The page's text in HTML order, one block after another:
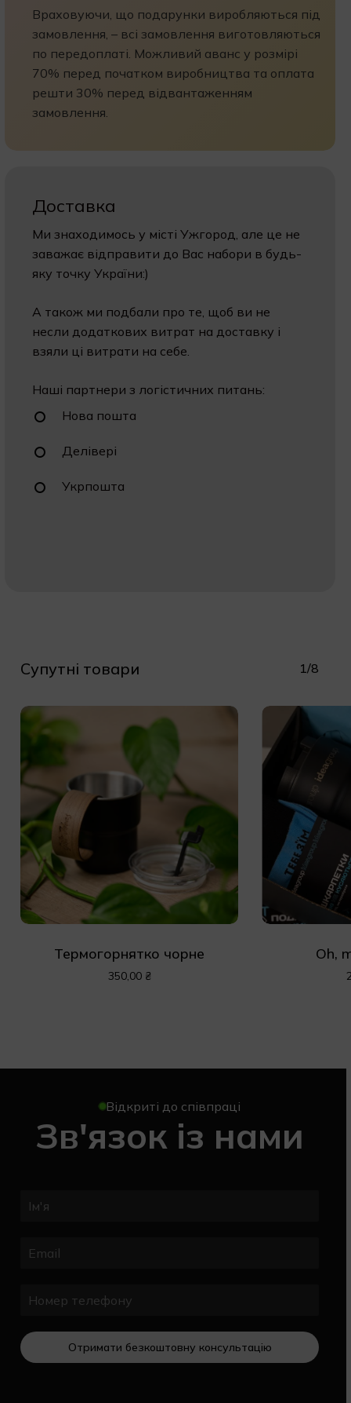
Враховуючи, що подарунки виробляються під
замовлення, – всі замовлення виготовляються
по передоплаті. Можливий аванс у розмірі
70% перед початком виробництва та оплата
решти 30% перед відвантаженням
замовлення.
Доставка
Ми знаходимось у місті Ужгород, але це не
заважає відправити до Вас набори в будь-
яку точку України:)
А також ми подбали про те, щоб ви не
несли додаткових витрат на доставку і
взяли ці витрати на себе.
Наші партнери з логістичних питань:
Нова пошта
Делівері
Укрпошта
Супутні товари 1/8
Термогорнятко чорне
350,00 ₴
Oh,
Відкриті до співпраці
Зв'язок із нами
Отримати безкоштовну консультацію